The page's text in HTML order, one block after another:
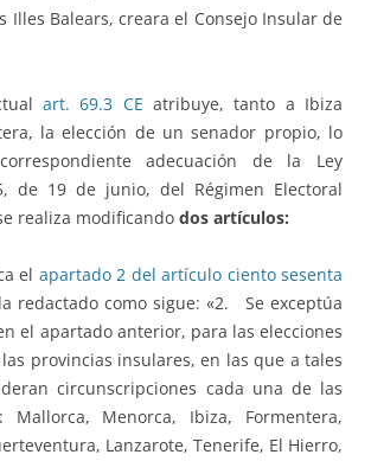
Illes Balears, creara el Consejo Insular de
art. 69.3 CE atribuye, tanto a Ibiza
la elección de un senador propio, lo
adecuación de la Ley
de 19 de junio, del Régimen Electoral
realiza modificando dos artículos:
el apartado 2 del artículo ciento sesenta
redactado como sigue: «2. Se exceptúa
el apartado anterior, para las elecciones
provincias insulares, en las que a tales
circunscripciones cada una de las
Mallorca, Menorca, Ibiza, Formentera,
Lanzarote, Tenerife, El Hierro,